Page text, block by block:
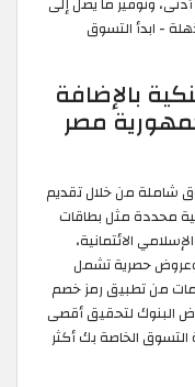
- ابدأ التسوق
بالإضافة
مصر
شاملة من خلال تقديم
محددة مثل بطاقات
الائتمانية،
وعروض حصرية تشمل
من تطبيق رمز خصم
البنوك لتحقيق أقصى
الخاصة بك أكثر